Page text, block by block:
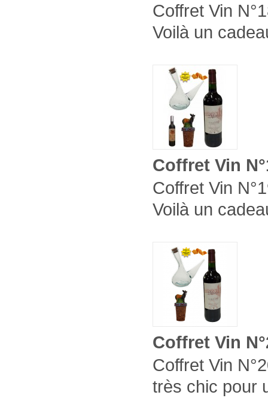
Coffret Vin
Voilà un
Coffret Vin
Coffret Vin
Voilà un
Coffret Vin
Coffret Vin
très chic pour